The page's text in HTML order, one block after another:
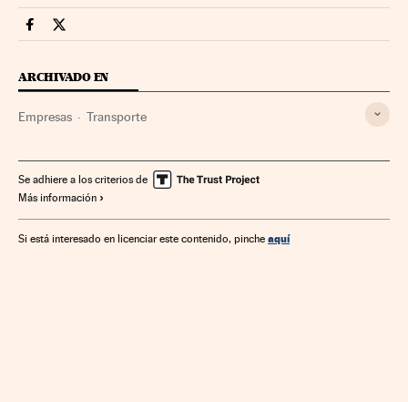
Companias Cinco Días en Facebook
Companias Cinco Días en Twitter
ARCHIVADO EN
Empresas Transporte
Se adhiere a los criterios de
Más información
Si está interesado en licenciar este contenido, pinche aquí